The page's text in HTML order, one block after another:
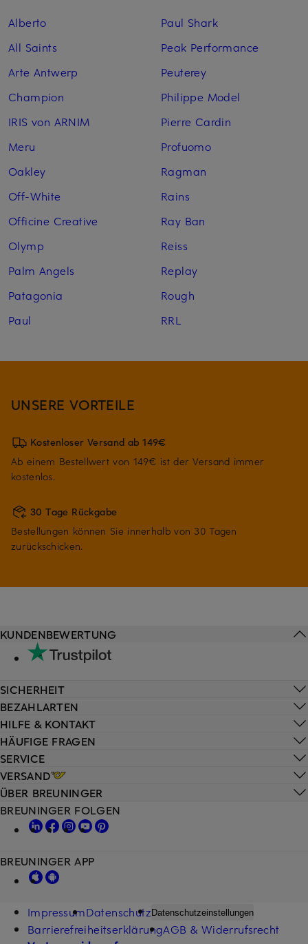
Alberto
All Saints
Arte Antwerp
Champion
IRIS von ARNIM
Meru
Oakley
Off-White
Officine Creative
Olymp
Palm Angels
Patagonia
Paul
Paul Shark
Peak Performance
Peuterey
Philippe Model
Pierre Cardin
Profuomo
Ragman
Rains
Ray Ban
Reiss
Replay
Rough
RRL
UNSERE VORTEILE
Kostenloser Versand ab 149€
Ab einem Bestellwert von 149€ ist der Versand immer
kostenlos.
30 Tage Rückgabe
Bestellungen können Sie innerhalb von 30 Tagen
zurückschicken.
HILFE & KONTAKT
HÄUFIGE FRAGEN
SERVICE
VERSAND
KUNDENBEWERTUNG
SICHERHEIT
BEZAHLARTEN
ÜBER BREUNINGER
BREUNINGER FOLGEN
BREUNINGER APP
ImpressumDatenschutzDatenschutzeinstellungen
BarrierefreiheitserklärungAGB & Widerrufsrecht